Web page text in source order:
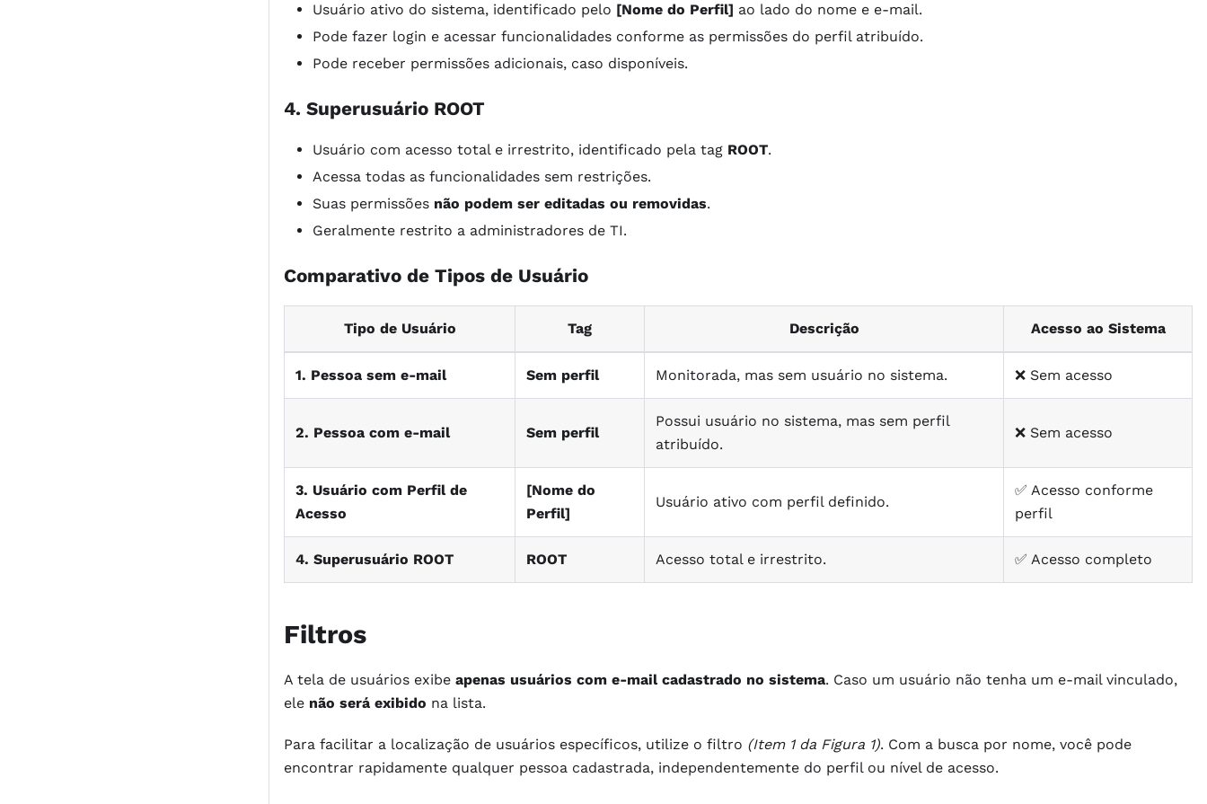
Usuário ativo do sistema, identificado pelo [Nome do Perfil] ao lado do nome e e-mail.
Pode fazer login e acessar funcionalidades conforme as permissões do perfil atribuído.
Pode receber permissões adicionais, caso disponíveis.
4. Superusuário ROOT
Usuário com acesso total e irrestrito, identificado pela tag ROOT.
Acessa todas as funcionalidades sem restrições.
Suas permissões não podem ser editadas ou removidas.
Geralmente restrito a administradores de TI.
Comparativo de Tipos de Usuário
Tipo de Usuário Tag Descrição Acesso ao Sistema
1. Pessoa sem e-mail Sem perfil Monitorada, mas sem usuário no sistema. ❌ Sem acesso
2. Pessoa com e-mail Sem perfil
Possui usuário no sistema, mas sem perfil
atribuído.
❌ Sem acesso
3. Usuário com Perfil de
Acesso
[Nome do
Perfil]
Usuário ativo com perfil definido.
✅ Acesso conforme
perfil
4. Superusuário ROOT ROOT Acesso total e irrestrito. ✅ Acesso completo
Filtros
A tela de usuários exibe apenas usuários com e-mail cadastrado no sistema. Caso um usuário não tenha um e-mail vinculado,
ele não será exibido na lista.
Para facilitar a localização de usuários específicos, utilize o filtro (Item 1 da Figura 1). Com a busca por nome, você pode
encontrar rapidamente qualquer pessoa cadastrada, independentemente do perfil ou nível de acesso.